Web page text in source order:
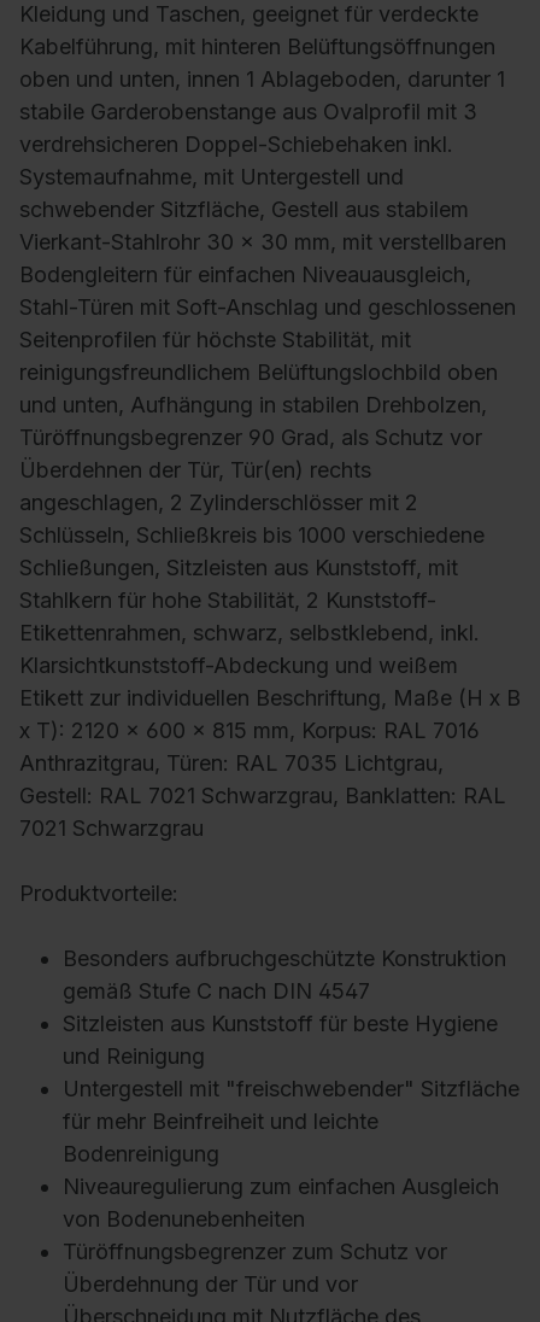
Kleidung und Taschen, geeignet für verdeckte
Kabelführung, mit hinteren Belüftungsöffnungen
oben und unten, innen 1 Ablageboden, darunter 1
stabile Garderobenstange aus Ovalprofil mit 3
verdrehsicheren Doppel-Schiebehaken inkl.
Systemaufnahme, mit Untergestell und
schwebender Sitzfläche, Gestell aus stabilem
Vierkant-Stahlrohr 30 x 30 mm, mit verstellbaren
Bodengleitern für einfachen Niveauausgleich,
Stahl-Türen mit Soft-Anschlag und geschlossenen
Seitenprofilen für höchste Stabilität, mit
reinigungsfreundlichem Belüftungslochbild oben
und unten, Aufhängung in stabilen Drehbolzen,
Türöffnungsbegrenzer 90 Grad, als Schutz vor
Überdehnen der Tür, Tür(en) rechts
angeschlagen, 2 Zylinderschlösser mit 2
Schlüsseln, Schließkreis bis 1000 verschiedene
Schließungen, Sitzleisten aus Kunststoff, mit
Stahlkern für hohe Stabilität, 2 Kunststoff-
Etikettenrahmen, schwarz, selbstklebend, inkl.
Klarsichtkunststoff-Abdeckung und weißem
Etikett zur individuellen Beschriftung, Maße (H x B
x T): 2120 x 600 x 815 mm, Korpus: RAL 7016
Anthrazitgrau, Türen: RAL 7035 Lichtgrau,
Gestell: RAL 7021 Schwarzgrau, Banklatten: RAL
7021 Schwarzgrau
Produktvorteile:
Besonders aufbruchgeschützte Konstruktion
gemäß Stufe C nach DIN 4547
Sitzleisten aus Kunststoff für beste Hygiene
und Reinigung
Untergestell mit "freischwebender" Sitzfläche
für mehr Beinfreiheit und leichte
Bodenreinigung
Niveauregulierung zum einfachen Ausgleich
von Bodenunebenheiten
Türöffnungsbegrenzer zum Schutz vor
Überdehnung der Tür und vor
Überschneidung mit Nutzfläche des